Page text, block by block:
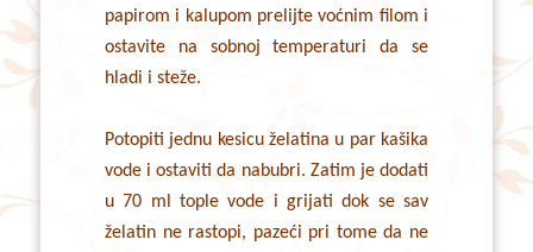
papirom i kalupom prelijte voćnim filom i
ostavite na sobnoj temperaturi da se
hladi i steže.
Potopiti jednu kesicu želatina u par kašika
vode i ostaviti da nabubri. Zatim je dodati
u 70 ml tople vode i grijati dok se sav
želatin ne rastopi, pazeći pri tome da ne